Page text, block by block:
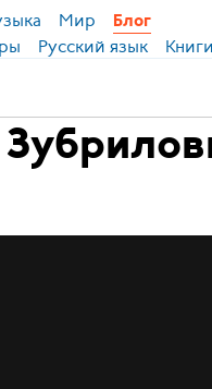
Мир
Блог
Русский язык Книги